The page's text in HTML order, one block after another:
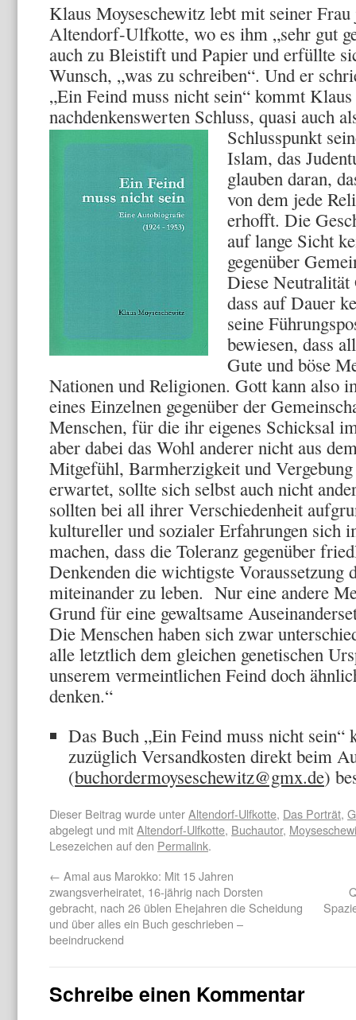
Klaus Moyseschewitz lebt mit seiner
Altendorf-Ulfkotte, wo es ihm „sehr gut
auch zu Bleistift und Papier und erfüllte
Wunsch, „was zu schreiben“. Und er
„Ein Feind muss nicht sein“ kommt
nachdenkenswerten Schluss, quasi auch
Schlusspunkt
Islam, das
glauben daran,
von dem jede
erhofft. Die
auf lange Sicht
gegenüber
Diese Neutralität
dass auf Dauer
seine
bewiesen, dass
Gute und böse
Nationen und Religionen. Gott kann also
eines Einzelnen gegenüber der
Menschen, für die ihr eigenes Schicksal
aber dabei das Wohl anderer nicht aus
Mitgefühl, Barmherzigkeit und
erwartet, sollte sich selbst auch nicht
sollten bei all ihrer Verschiedenheit
kultureller und sozialer Erfahrungen sich
machen, dass die Toleranz gegenüber
Denkenden die wichtigste
miteinander zu leben. Nur eine andere
Grund für eine gewaltsame
Die Menschen haben sich zwar
alle letztlich dem gleichen genetischen
unserem vermeintlichen Feind doch
denken.“
Das Buch „Ein Feind muss nicht sein“
zuzüglich Versandkosten direkt beim
(buchordermoyseschewitz@gmx.de)
Dieser Beitrag wurde unterAltendorf-Ulfkotte, Das Porträt,
abgelegt und mitAltendorf-Ulfkotte, Buchautor,
Lesezeichen auf den Permalink.
← Amal aus Marokko: Mit 15 Jahren
zwangsverheiratet, 16-jährig nach Dorsten
gebracht, nach 26 üblen Ehejahren die Scheidung
und über alles ein Buch geschrieben –
beeindruckend
Schreibe einen Kommentar